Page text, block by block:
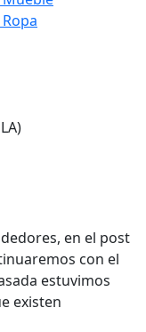
en el post
con el
estuvimos
existen